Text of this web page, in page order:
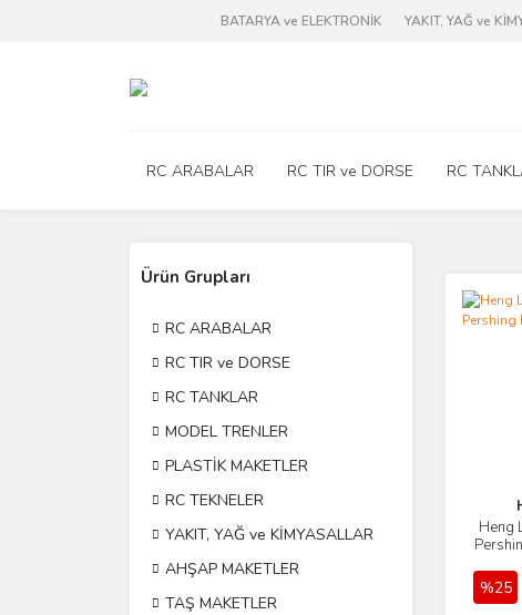
BATARYA ve ELEKTRONİK YAKIT, YAĞ ve
RC ARABALAR RC TIR ve DORSE RC
Ürün Grupları
RC ARABALAR
RC TIR ve DORSE
RC TANKLAR
MODEL TRENLER
PLASTİK MAKETLER
RC TEKNELER
YAKIT, YAĞ ve KİMYASALLAR
AHŞAP MAKETLER
TAŞ MAKETLER
Heng
%25